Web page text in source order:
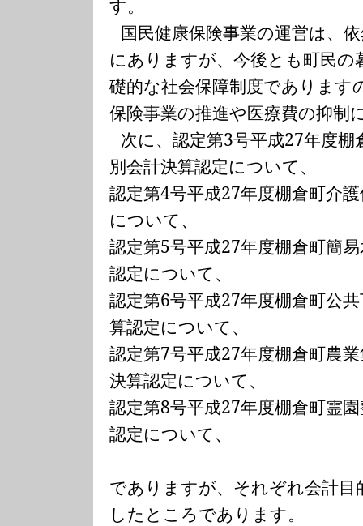
す。
国民健康保険事業の運営は、
にありますが、今後とも町民
礎的な社会保障制度であります
保険事業の推進や医療費の抑制
次に、認定第3号平成27年度棚
別会計決算認定について、
認定第4号平成27年度棚倉町介
について、
認定第5号平成27年度棚倉町簡
認定について、
認定第6号平成27年度棚倉町公
算認定について、
認定第7号平成27年度棚倉町農
決算認定について、
認定第8号平成27年度棚倉町霊
認定について、
でありますが、それぞれ会計目
したところであります。